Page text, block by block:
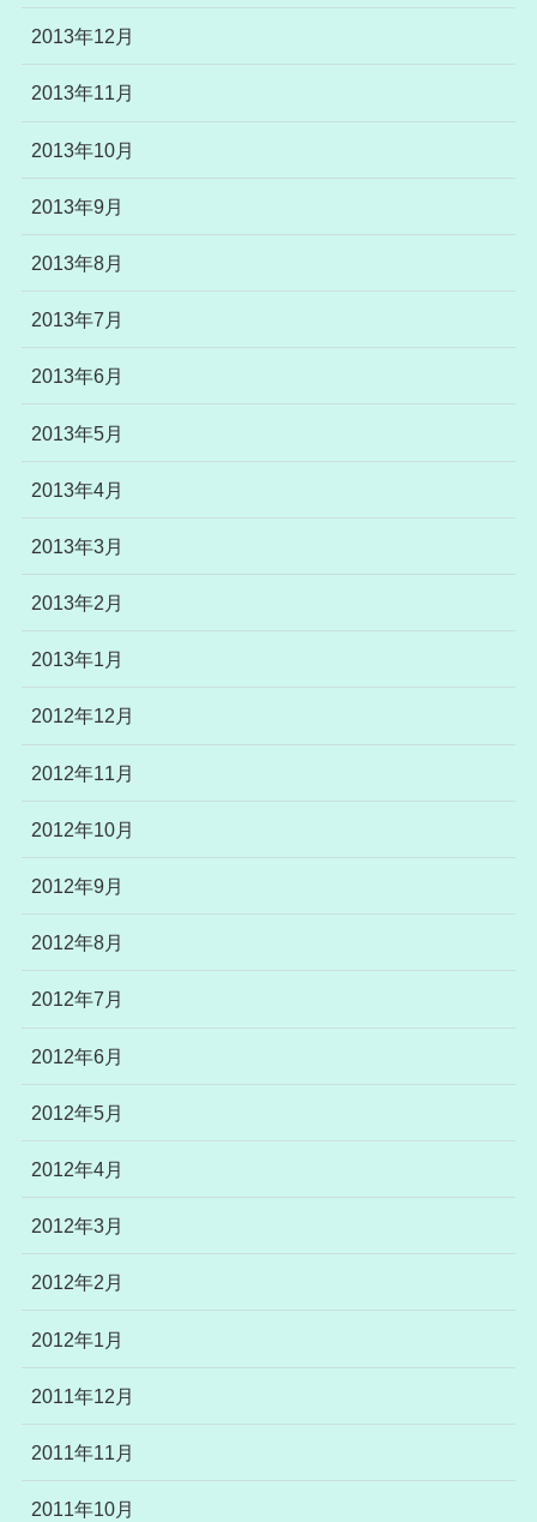
2013年12月
2013年11月
2013年10月
2013年9月
2013年8月
2013年7月
2013年6月
2013年5月
2013年4月
2013年3月
2013年2月
2013年1月
2012年12月
2012年11月
2012年10月
2012年9月
2012年8月
2012年7月
2012年6月
2012年5月
2012年4月
2012年3月
2012年2月
2012年1月
2011年12月
2011年11月
2011年10月